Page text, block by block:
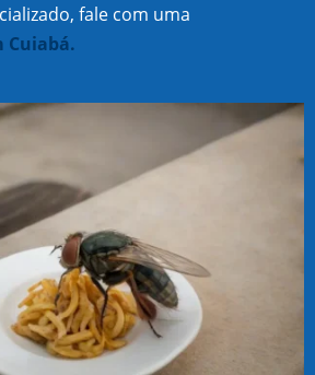
fale com uma
Cuiabá.